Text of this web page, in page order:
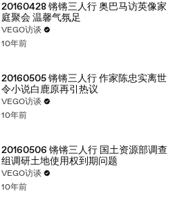
20160428 锵锵三人行 奥巴马访英像家
庭聚会 温馨气氛足
VEGO访谈
10年前
20160505 锵锵三人行 作家陈忠实离世
令小说白鹿原再引热议
VEGO访谈
10年前
20160506 锵锵三人行 国土资源部调查
组调研土地使用权到期问题
VEGO访谈
10年前